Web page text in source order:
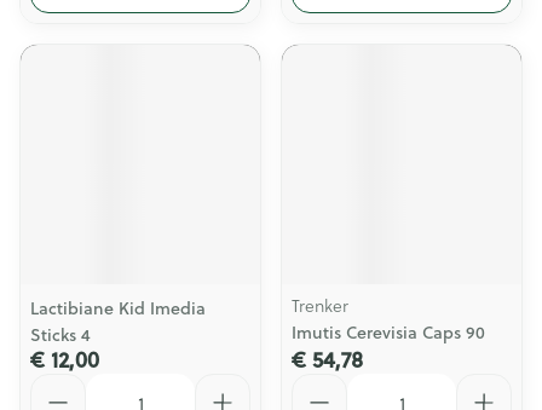
Lactibiane Kid Imedia
Sticks 4
€ 12,00
Trenker
Imutis Cerevisia Caps 90
€ 54,78